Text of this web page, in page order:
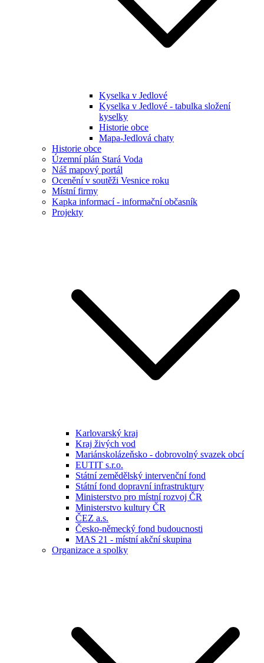
Kyselka v Jedlové
Kyselka v Jedlové - tabulka složení
kyselky
Historie obce
Mapa-Jedlová chaty
Historie obce
Územní plán Stará Voda
Náš mapový portál
Ocenění v soutěži Vesnice roku
Místní firmy
Kapka informací - informační občasník
Projekty
Karlovarský kraj
Kraj živých vod
Mariánskolázeňsko - dobrovolný svazek obcí
EUTIT s.r.o.
Státní zemědělský intervenční fond
Státní fond dopravní infrastruktury
Ministerstvo pro místní rozvoj ČR
Ministerstvo kultury ČR
ČEZ a.s.
Česko-německý fond budoucnosti
MAS 21 - místní akční skupina
Organizace a spolky